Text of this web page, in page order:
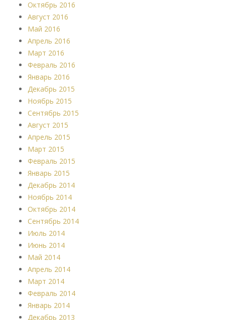
Октябрь 2016
Август 2016
Май 2016
Апрель 2016
Март 2016
Февраль 2016
Январь 2016
Декабрь 2015
Ноябрь 2015
Сентябрь 2015
Август 2015
Апрель 2015
Март 2015
Февраль 2015
Январь 2015
Декабрь 2014
Ноябрь 2014
Октябрь 2014
Сентябрь 2014
Июль 2014
Июнь 2014
Май 2014
Апрель 2014
Март 2014
Февраль 2014
Январь 2014
Декабрь 2013